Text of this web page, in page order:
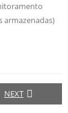
armazenadas)
NEXT